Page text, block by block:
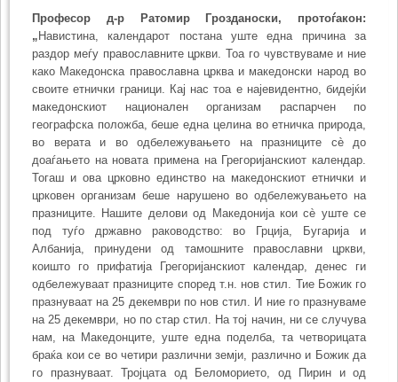
Професор д-р Ратомир Грозданоски, протоѓакон:
„ Навистина, календарот постана уште една причина за
раздор меѓу право­славните цркви. Тоа го чувствуваме и ние
како Македонска православна црква и македонски народ во
своите етнички граници. Кај нас тоа е најевидентно, бидејќи
македонскиот национален организам распарчен по
географска положба, беше една целина во етничка природа,
во верата и во одбележувањето на празниците сè до
доаѓањето на новата примена на Грегоријанскиот календар.
Тогаш и ова црковно единство на македонскиот етнички и
црковен организам беше нарушено во одбеле­жувањето на
празниците. Нашите делови од Македонија кои сè уште се
под туѓо државно раководство: во Грција, Бугарија и
Албанија, принудени од тамошните православни цркви,
коишто го прифатија Грегоријанскиот календар, денес ги
одбе­лежуваат празниците според т.н. нов стил. Тие Божик го
празнуваат на 25 декември по нов стил. И ние го празнуваме
на 25 декември, но по стар стил. На тој начин, ни се случува
нам, на Македонците, уште една поделба, та четворицата
браќа кои се во четири различни земји, различно и Божик да
го празнуваат. Тројцата од Беломо­рието, од Пирин и од